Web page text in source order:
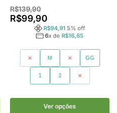
R$139,90
R$99,90
R$94,91 5% off
6x de R$16,65
P M G GG
1 2 3
Ver opções